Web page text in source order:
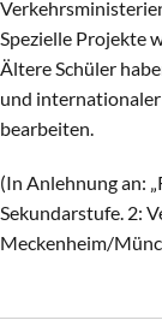
Spezielle Projekte
Ältere Schüler
und
bearbeiten.
(In Anlehnung an:
Sekundarstufe. 2:
Meckenheim/